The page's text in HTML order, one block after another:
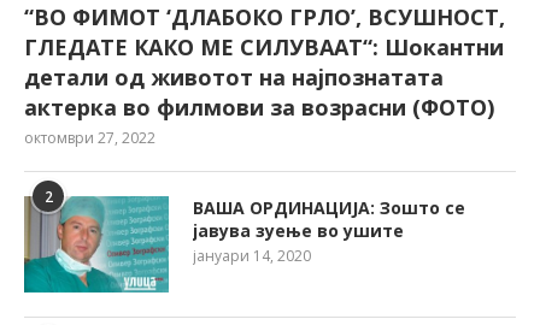
“ВО ФИМОТ ‘ДЛАБОКО ГРЛО’, ВСУШНОСТ,
ГЛЕДАТЕ КАКО МЕ СИЛУВААТ“: Шокантни
детали од животот на најпознатата
актерка во филмови за возрасни (ФОТО)
октомври 27, 2022
2
ВАША ОРДИНАЦИЈА: Зошто се
јавува зуење во ушите
јануари 14, 2020